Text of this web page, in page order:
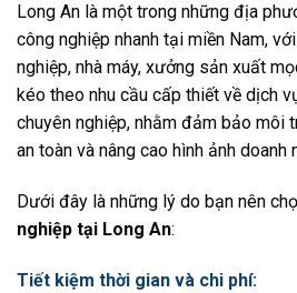
Long An là một trong những địa
công nghiệp nhanh tại miền Nam,
nghiệp, nhà máy, xưởng sản xuất
kéo theo nhu cầu cấp thiết về dịch
chuyên nghiệp, nhằm đảm bảo môi
an toàn và nâng cao hình ảnh doanh
Dưới đây là những lý do bạn nên
nghiệp tại Long An:
Tiết kiệm thời gian và chi phí: